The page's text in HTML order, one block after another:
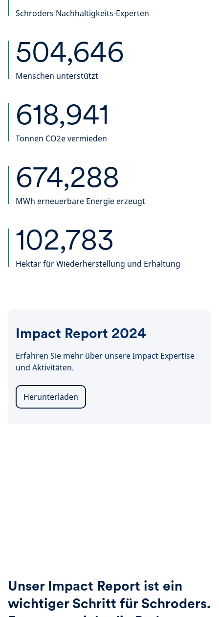
Schroders Nachhaltigkeits-Experten
504,646
Menschen unterstützt
618,941
Tonnen CO2e vermieden
674,288
MWh erneuerbare Energie erzeugt
102,783
Hektar für Wiederherstellung und Erhaltung
Impact Report 2024
Erfahren Sie mehr über unsere Impact Expertise
und Aktivitäten.
Herunterladen
Unser Impact Report ist ein
wichtiger Schritt für Schroders.